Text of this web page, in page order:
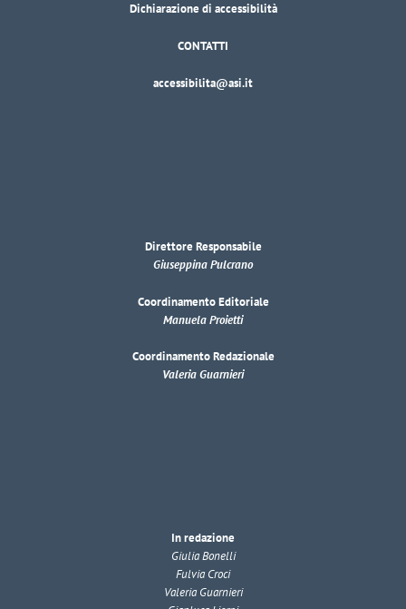
Dichiarazione di accessibilità
CONTATTI
accessibilita@asi.it
Direttore Responsabile
Giuseppina Pulcrano
Coordinamento Editoriale
Manuela Proietti
Coordinamento Redazionale
Valeria Guarnieri
In redazione
Giulia Bonelli
Fulvia Croci
Valeria Guarnieri